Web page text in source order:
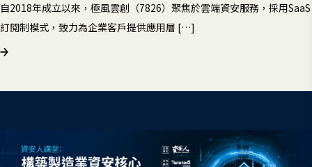
自2018年成立以來，極風雲創（7826）聚焦於雲端資安服務，採用SaaS
訂閱制模式，致力為企業客戶提供應用層 […]